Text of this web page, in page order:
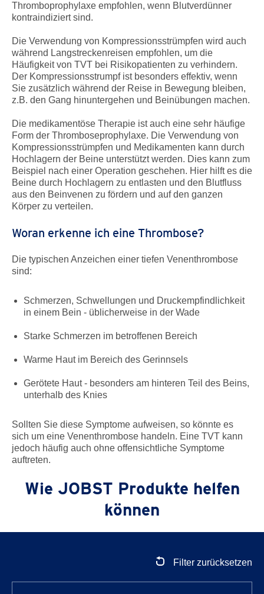
Thromboprophylaxe empfohlen, wenn Blutverdünner
kontraindiziert sind.
Die Verwendung von Kompressionsstrümpfen wird auch
während Langstreckenreisen empfohlen, um die
Häufigkeit von TVT bei Risikopatienten zu verhindern.
Der Kompressionsstrumpf ist besonders effektiv, wenn
Sie zusätzlich während der Reise in Bewegung bleiben,
z.B. den Gang hinuntergehen und Beinübungen machen.
Die medikamentöse Therapie ist auch eine sehr häufige
Form der Thromboseprophylaxe. Die Verwendung von
Kompressionsstrümpfen und Medikamenten kann durch
Hochlagern der Beine unterstützt werden. Dies kann zum
Beispiel nach einer Operation geschehen. Hier hilft es die
Beine durch Hochlagern zu entlasten und den Blutfluss
aus den Beinvenen zu fördern und auf den ganzen
Körper zu verteilen.
Woran erkenne ich eine Thrombose?
Die typischen Anzeichen einer tiefen Venenthrombose
sind:
Schmerzen, Schwellungen und Druckempfindlichkeit
in einem Bein - üblicherweise in der Wade
Starke Schmerzen im betroffenen Bereich
Warme Haut im Bereich des Gerinnsels
Gerötete Haut - besonders am hinteren Teil des Beins,
unterhalb des Knies
Sollten Sie diese Symptome aufweisen, so könnte es
sich um eine Venenthrombose handeln. Eine TVT kann
jedoch häufig auch ohne offensichtliche Symptome
auftreten.
Wie JOBST Produkte helfen
können
Filter zurücksetzen